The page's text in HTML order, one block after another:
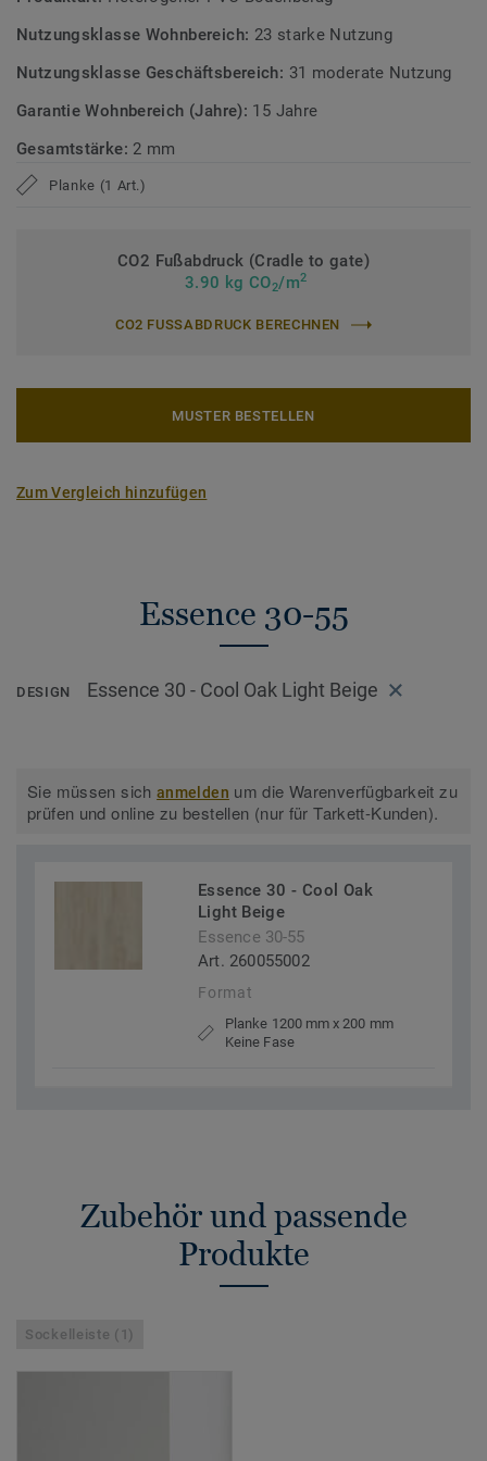
Nutzungsklasse Wohnbereich: 23 starke Nutzung
Nutzungsklasse Geschäftsbereich: 31 moderate Nutzung
Garantie Wohnbereich (Jahre): 15 Jahre
Gesamtstärke: 2 mm
Planke (1 Art.)
CO2 Fußabdruck (Cradle to gate)
3.90 kg CO2/m2
CO2 FUSSABDRUCK BERECHNEN
MUSTER BESTELLEN
Zum Vergleich hinzufügen
Essence 30-55
DESIGN Essence 30 - Cool Oak Light Beige
Sie müssen sichanmelden um die Warenverfügbarkeit zu
prüfen und online zu bestellen (nur für Tarkett-Kunden).
Essence 30 - Cool Oak
Light Beige
Essence 30-55
Art. 260055002
Format
Planke 1200 mm x 200 mm
Keine Fase
Zubehör und passende
Produkte
Sockelleiste (1)